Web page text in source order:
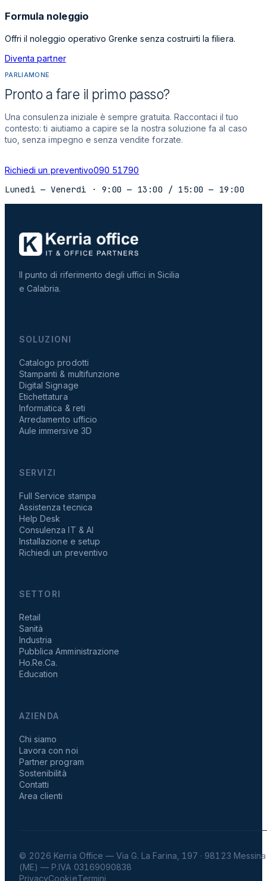
Formula noleggio
Offri il noleggio operativo Grenke senza costruirti la filiera.
Diventa partner
PARLIAMONE
Pronto a fare il primo passo?
Una consulenza iniziale è sempre gratuita. Raccontaci il tuo
contesto: ti aiutiamo a capire se la nostra soluzione fa al caso
tuo, senza impegno e senza vendite forzate.
Richiedi un preventivo090 51790
Lunedì — Venerdì · 9:00 — 13:00 / 15:00 — 19:00
Il punto di riferimento degli uffici in Sicilia
e Calabria.
SOLUZIONI
Catalogo prodotti
Stampanti & multifunzione
Digital Signage
Etichettatura
Informatica & reti
Arredamento ufficio
Aule immersive 3D
SERVIZI
Full Service stampa
Assistenza tecnica
Help Desk
Consulenza IT & AI
Installazione e setup
Richiedi un preventivo
SETTORI
Retail
Sanità
Industria
Pubblica Amministrazione
Ho.Re.Ca.
Education
AZIENDA
Chi siamo
Lavora con noi
Partner program
Sostenibilità
Contatti
Area clienti
© 2026 Kerria Office — Via G. La Farina, 197 · 98123 Messina
(ME) — P.IVA 03169090838
PrivacyCookieTermini